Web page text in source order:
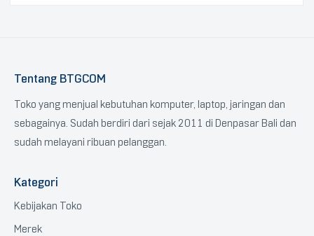
Tentang BTGCOM
Toko yang menjual kebutuhan komputer, laptop, jaringan dan
sebagainya. Sudah berdiri dari sejak 2011 di Denpasar Bali dan
sudah melayani ribuan pelanggan.
Kategori
Kebijakan Toko
Merek